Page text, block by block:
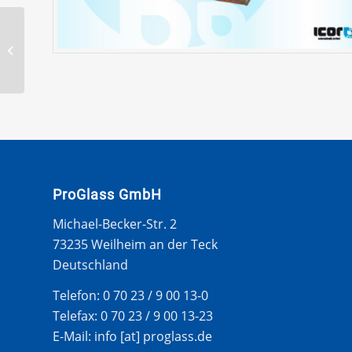
ProGlass GmbH
Michael-Becker-Str. 2
73235 Weilheim an der Teck
Deutschland
Telefon: 0 70 23 / 9 00 13-0
Telefax: 0 70 23 / 9 00 13-23
E-Mail: info [at] proglass.de